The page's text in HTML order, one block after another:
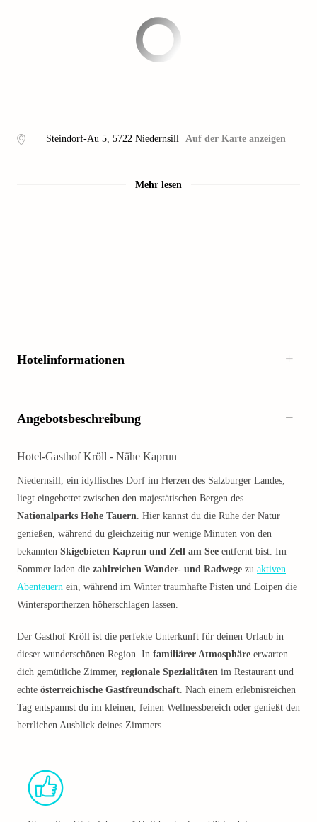
Steindorf-Au 5, 5722 Niedernsill Auf der Karte anzeigen
Mehr lesen
Hotelinformationen
Angebotsbeschreibung
Hotel-Gasthof Kröll - Nähe Kaprun
Niedernsill, ein idyllisches Dorf im Herzen des Salzburger Landes,
liegt eingebettet zwischen den majestätischen Bergen des
Nationalparks Hohe Tauern. Hier kannst du die Ruhe der Natur
genießen, während du gleichzeitig nur wenige Minuten von den
bekannten Skigebieten Kaprun und Zell am See entfernt bist. Im
Sommer laden die zahlreichen Wander- und Radwege zu aktiven
Abenteuern ein, während im Winter traumhafte Pisten und Loipen die
Wintersportherzen höherschlagen lassen.
Der Gasthof Kröll ist die perfekte Unterkunft für deinen Urlaub in
dieser wunderschönen Region. In familiärer Atmosphäre erwarten
dich gemütliche Zimmer, regionale Spezialitäten im Restaurant und
echte österreichische Gastfreundschaft. Nach einem erlebnisreichen
Tag entspannst du im kleinen, feinen Wellnessbereich oder genießt den
herrlichen Ausblick deines Zimmers.